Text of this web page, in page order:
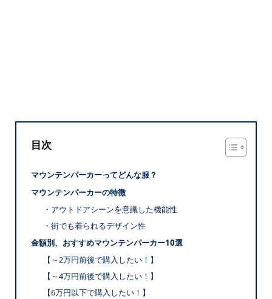
目次
マウンテンパーカーってどんな服？
マウンテンパーカーの特徴
・アウトドアシーンを意識した機能性
・街でも着られるデザイン性
金額別、おすすめマウンテンパーカー10選
【～2万円前後で購入したい！】
【～4万円前後で購入したい！】
【6万円以下で購入したい！】